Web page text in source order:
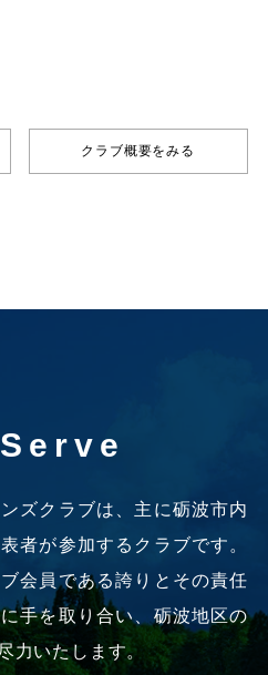
クラブ概要をみる
ズクラブは、 主に砺波市内
者が参加するクラブです。
会員である誇りとその責任
手を取り合い、砺波地区の
力いたします。